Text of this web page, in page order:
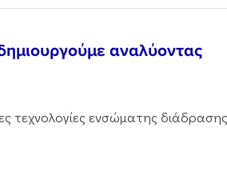
αναλύοντας
τεχνολογίες ενσώματης